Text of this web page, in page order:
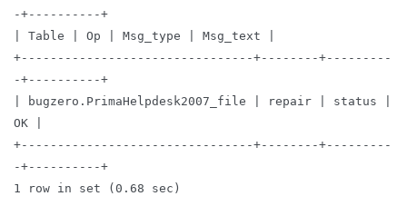
-+----------+
| Table | Op | Msg_type | Msg_text |
+--------------------------------+--------+---------
-+----------+
| bugzero.PrimaHelpdesk2007_file | repair | status |
OK |
+--------------------------------+--------+---------
-+----------+
1 row in set (0.68 sec)